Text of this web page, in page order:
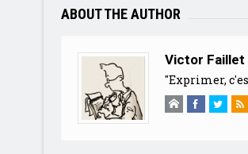
ABOUT THE AUTHOR
Victor
"Exprimer,